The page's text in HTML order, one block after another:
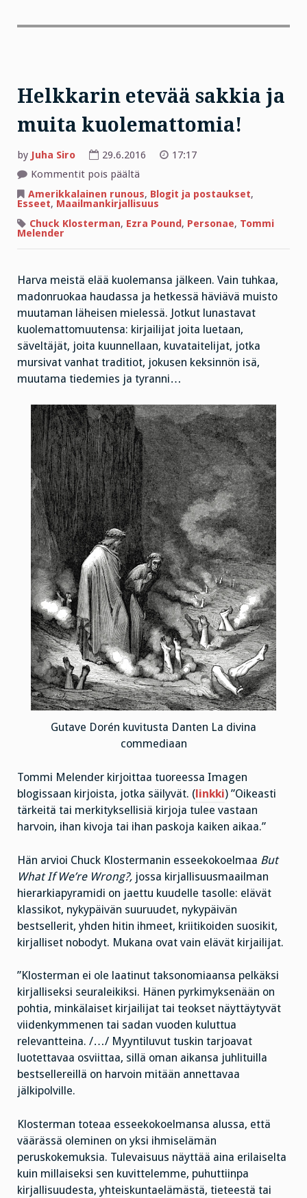
Helkkarin etevää sakkia ja
muita kuolemattomia!
by Juha Siro 29.6.2016
17:17
Kommentit pois päältä
etevää
sakkia
muita
kuolemattomia!
Amerikkalainen runous, Blogit ja postaukset,
Esseet, Maailmankirjallisuus
Chuck Klosterman, Ezra Pound, Personae, Tommi
Melender
Harva meistä elää kuolemansa jälkeen. Vain tuhkaa,
madonruokaa haudassa ja hetkessä häviävä muisto
muutaman läheisen mielessä. Jotkut lunastavat
kuolemattomuutensa: kirjailijat joita luetaan,
säveltäjät, joita kuunnellaan, kuvataitelijat, jotka
mursivat vanhat traditiot, jokusen keksinnön isä,
muutama tiedemies ja tyranni…
Gutave Dorén kuvitusta Danten La divina
commediaan
Tommi Melender kirjoittaa tuoreessa Imagen
blogissaan kirjoista, jotka säilyvät. (linkki) ”Oikeasti
tärkeitä tai merkityksellisiä kirjoja tulee vastaan
harvoin, ihan kivoja tai ihan paskoja kaiken aikaa.”
Hän arvioi Chuck Klostermanin esseekokoelmaa But
What If We’re Wrong?, jossa kirjallisuusmaailman
hierarkiapyramidi on jaettu kuudelle tasolle: elävät
klassikot, nykypäivän suuruudet, nykypäivän
bestsellerit, yhden hitin ihmeet, kriitikoiden suosikit,
kirjalliset nobodyt. Mukana ovat vain elävät kirjailijat.
”Klosterman ei ole laatinut taksonomiaansa pelkäksi
kirjalliseksi seuraleikiksi. Hänen pyrkimyksenään on
pohtia, minkälaiset kirjailijat tai teokset näyttäytyvät
viidenkymmenen tai sadan vuoden kuluttua
relevantteina. /…/ Myyntiluvut tuskin tarjoavat
luotettavaa osviittaa, sillä oman aikansa juhlituilla
bestsellereillä on harvoin mitään annettavaa
jälkipolville.
Klosterman toteaa esseekokoelmansa alussa, että
väärässä oleminen on yksi ihmiselämän
peruskokemuksia. Tulevaisuus näyttää aina erilaiselta
kuin millaiseksi sen kuvittelemme, puhuttiinpa
kirjallisuudesta, yhteiskuntaelämästä, tieteestä tai